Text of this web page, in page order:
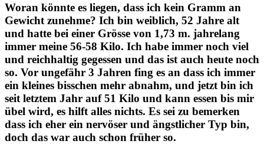
Woran könnte es liegen, dass ich kein Gramm an
Gewicht zunehme? Ich bin weiblich, 52 Jahre alt
und hatte bei einer Grösse von 1,73 m. jahrelang
immer meine 56-58 Kilo. Ich habe immer noch viel
und reichhaltig gegessen und das ist auch heute noch
so. Vor ungefähr 3 Jahren fing es an dass ich immer
ein kleines bisschen mehr abnahm, und jetzt bin ich
seit letztem Jahr auf 51 Kilo und kann essen bis mir
übel wird, es hilft alles nichts. Es sei zu bemerken
dass ich eher ein nervöser und ängstlicher Typ bin,
doch das war auch schon früher so.